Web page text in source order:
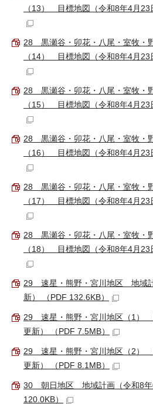
（13） 目標地図（令和8年4月23
28 黒瀬谷・卯花・八尾・室牧・
（14） 目標地図（令和8年4月23
28 黒瀬谷・卯花・八尾・室牧・
（15） 目標地図（令和8年4月23
28 黒瀬谷・卯花・八尾・室牧・
（16） 目標地図（令和8年4月23
28 黒瀬谷・卯花・八尾・室牧・
（17） 目標地図（令和8年4月23
28 黒瀬谷・卯花・八尾・室牧・
（18） 目標地図（令和8年4月23
29 速星・熊野・宮川地区 地域
新） （PDF 132.6KB）
29 速星・熊野・宮川地区（1）
更新） （PDF 7.5MB）
29 速星・熊野・宮川地区（2）
更新） （PDF 8.1MB）
30 朝日地区 地域計画（令和8年
120.0KB）